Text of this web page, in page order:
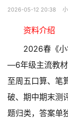
2026-05-12 20:38
资料介绍
2026春《小
—6年级主流教材
至周五口算、笔
破、期中期末测
题归类，答案单